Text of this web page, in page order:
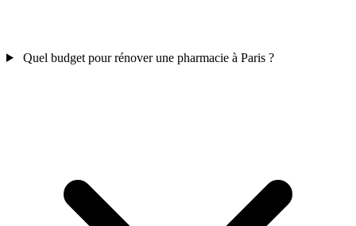
Quel budget pour rénover une pharmacie à Paris ?